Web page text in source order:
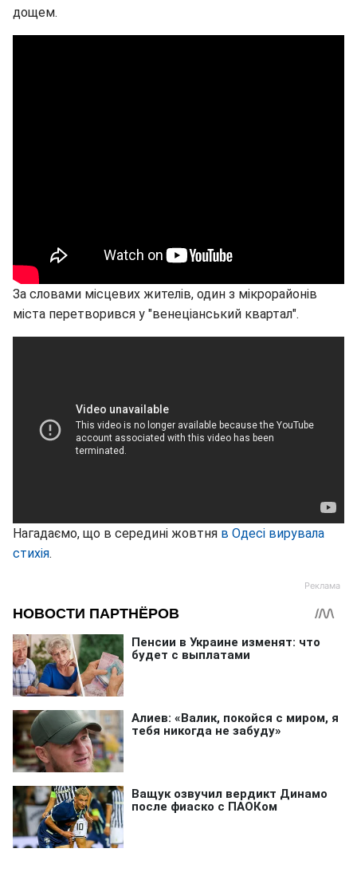
дощем.
За словами місцевих жителів, один з мікрорайонів
міста перетворився у "венеціанський квартал".
Нагадаємо, що в середині жовтня в Одесі вирувала
стихія.